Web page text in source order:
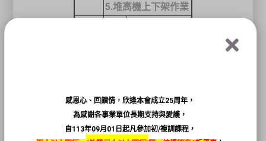
5.堆高機上下架作業
104人力銀行
投遞履歷
感恩心、回饋情，欣逢本會成立25周年，
為感謝各事業單位長期支持與愛護，
自113年09月01日起凡參加初/複訓課程，